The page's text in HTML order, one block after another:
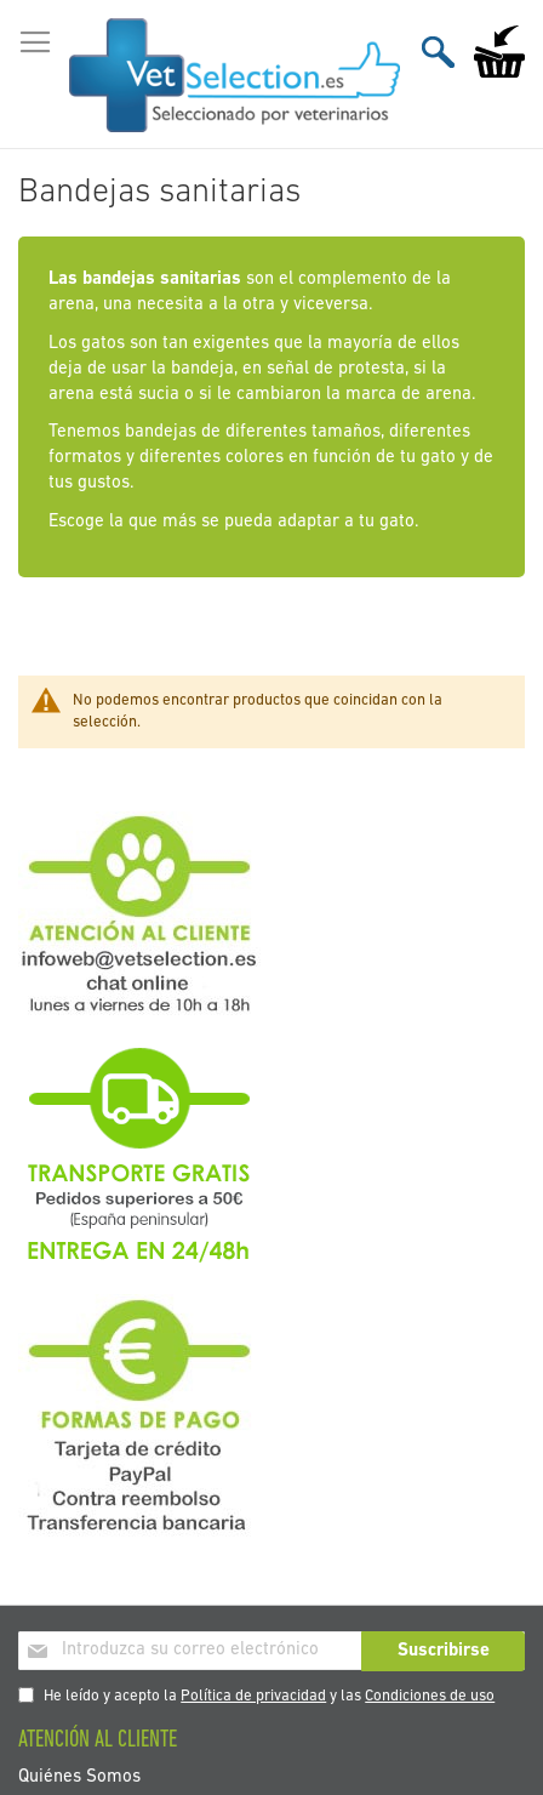
al
contenido
Mi
Bandejas sanitarias
Las bandejas sanitarias son el complemento de la
arena, una necesita a la otra y viceversa.
Los gatos son tan exigentes que la mayoría de ellos
deja de usar la bandeja, en señal de protesta, si la
arena está sucia o si le cambiaron la marca de arena.
Tenemos bandejas de diferentes tamaños, diferentes
formatos y diferentes colores en función de tu gato y de
tus gustos.
Escoge la que más se pueda adaptar a tu gato.
No podemos encontrar productos que coincidan con la
selección.
Inscríbase
a
nuestro
de
noticias:
Suscribirse
He leído y acepto la Política de privacidad y lasCondiciones de uso
ATENCIÓN AL CLIENTE
Quiénes Somos